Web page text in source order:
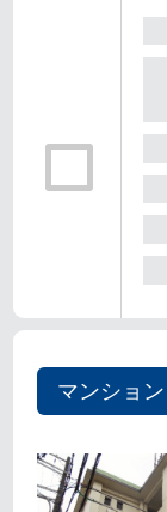
マンション